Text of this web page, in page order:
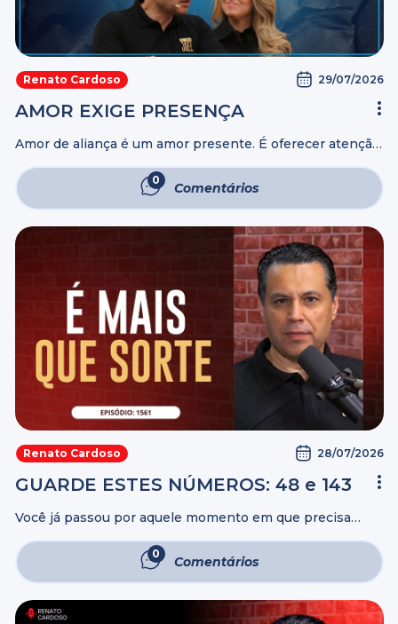
Renato Cardoso 29/07/2026
AMOR EXIGE PRESENÇA
Amor de aliança é um amor presente. É oferecer atenção,
escolheu caminhar. Presença é estar atento, é transmitir
com atitudes: “eu ...
0 Comentários
Renato Cardoso 28/07/2026
GUARDE ESTES NÚMEROS: 48 e 143
Você já passou por aquele momento em que precisa
fazer? Às vezes, a mente fica cheia de perguntas: “Será
que esse ...
0 Comentários